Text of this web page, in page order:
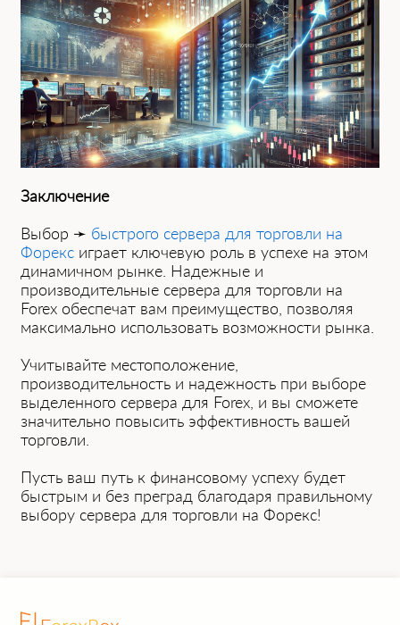
Заключение
Выбор ➛ быстрого сервера для торговли на
Форекс играет ключевую роль в успехе на этом
динамичном рынке. Надежные и
производительные сервера для торговли на
Forex обеспечат вам преимущество, позволяя
максимально использовать возможности рынка.
Учитывайте местоположение,
производительность и надежность при выборе
выделенного сервера для Forex, и вы сможете
значительно повысить эффективность вашей
торговли.
Пусть ваш путь к финансовому успеху будет
быстрым и без преград благодаря правильному
выбору сервера для торговли на Форекс!